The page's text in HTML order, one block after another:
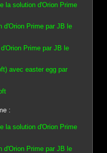
la solution d'Orion Prime
d'Orion Prime par JB le
Prime par JB le
avec easter egg par
:
la solution d'Orion Prime
d'Orion Prime par JB le